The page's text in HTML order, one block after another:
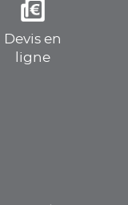
Devis en
ligne